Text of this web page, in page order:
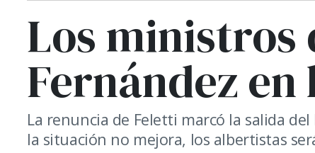
Los ministros
Fernández
La renuncia de Feletti marcó la salida
la situación no mejora, los albertistas